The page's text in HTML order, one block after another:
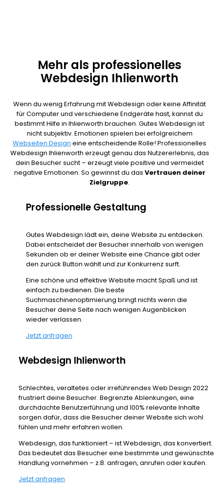
Mehr als professionelles
Webdesign Ihlienworth
Wenn du wenig Erfahrung mit Webdesign oder keine Affinität
für Computer und verschiedene Endgeräte hast, kannst du
bestimmt Hilfe in Ihlienworth brauchen. Gutes Webdesign ist
nicht subjektiv. Emotionen spielen bei erfolgreichem
Webseiten Design eine entscheidende Rolle! Professionelles
Webdesign Ihlienworth erzeugt genau das Nutzererlebnis, das
dein Besucher sucht – erzeugt viele positive und vermeidet
negative Emotionen. So gewinnst du das Vertrauen deiner
Zielgruppe.
Professionelle Gestaltung
Gutes Webdesign lädt ein, deine Website zu entdecken.
Dabei entscheidet der Besucher innerhalb von wenigen
Sekunden ob er deiner Website eine Chance gibt oder
den zurück Button wählt und zur Konkurrenz surft.
Eine schöne und effektive Website macht Spaß und ist
einfach zu bedienen. Die beste
Suchmaschinenoptimierung bringt nichts wenn die
Besucher deine Seite nach wenigen Augenblicken
wieder verlassen.
Jetzt anfragen
Webdesign Ihlienworth
Schlechtes, veraltetes oder irreführendes Web Design 2022
frustriert deine Besucher. Begrenzte Ablenkungen, eine
durchdachte Benutzerführung und 100% relevante Inhalte
sorgen dafür, dass die Besucher deiner Website sich wohl
fühlen und mehr erfahren wollen.
Webdesign, das funktioniert – ist Webdesign, das konvertiert.
Das bedeutet das Besucher eine bestimmte und gewünschte
Handlung vornehmen – z.B. anfragen, anrufen oder kaufen.
Jetzt anfragen